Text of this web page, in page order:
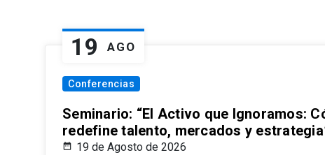
19 AGO
Conferencias
Seminario: “El Activo que Ignoramos:
redefine talento, mercados y
19 de Agosto de 2026